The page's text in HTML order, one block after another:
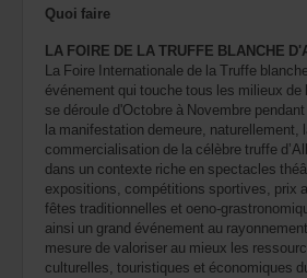
Quoi faire
LA FOIRE DE LA TRUFFE BLANCHE
La Foire Internationale de la Truffe
événement qui touche tous les milieux de
se déroule d'Octobre à Novembre
la manifestation demeure, naturellement,
commercialisation de la célèbre truffe
dans un contexte riche en spectacles
expositions, compétitions sportives, prix
fêtes traditionnelles et oeno-
ainsi un grand événement au
mesure de valoriser au mieux les
culturelles, touristiques et économiques